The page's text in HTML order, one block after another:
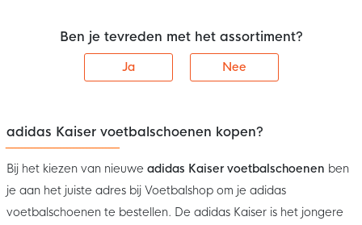
Ben je tevreden met het assortiment?
Ja Nee
adidas Kaiser voetbalschoenen kopen?
Bij het kiezen van nieuwe adidas Kaiser voetbalschoenen ben
je aan het juiste adres bij Voetbalshop om je adidas
voetbalschoenen te bestellen. De adidas Kaiser is het jongere